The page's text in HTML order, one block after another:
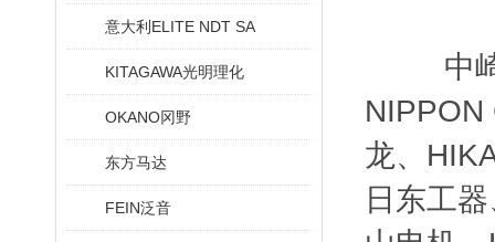
意大利ELITE NDT SA
KITAGAWA光明理化
OKANO冈野
东方马达
FEIN泛音
中
NIPPON
龙、
日东工